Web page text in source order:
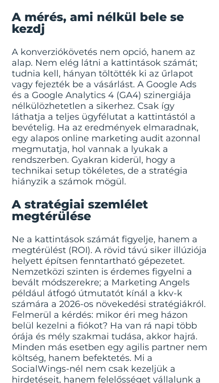
A mérés, ami nélkül bele se
kezdj
A konverziókövetés nem opció, hanem az
alap. Nem elég látni a kattintások számát;
tudnia kell, hányan töltötték ki az űrlapot
vagy fejezték be a vásárlást. A Google Ads
és a Google Analytics 4 (GA4) szinergiája
nélkülözhetetlen a sikerhez. Csak így
láthatja a teljes ügyfélutat a kattintástól a
bevételig. Ha az eredmények elmaradnak,
egy alapos online marketing audit azonnal
megmutatja, hol vannak a lyukak a
rendszerben. Gyakran kiderül, hogy a
technikai setup tökéletes, de a stratégia
hiányzik a számok mögül.
A stratégiai szemlélet
megtérülése
Ne a kattintások számát figyelje, hanem a
megtérülést (ROI). A rövid távú siker illúziója
helyett építsen fenntartható gépezetet.
Nemzetközi szinten is érdemes figyelni a
bevált módszerekre; a Marketing Angels
például átfogó útmutatót kínál a kkv-k
számára a 2026-os növekedési stratégiákról.
Felmerül a kérdés: mikor éri meg házon
belül kezelni a fiókot? Ha van rá napi több
órája és mély szakmai tudása, akkor hajrá.
Minden más esetben egy agilis partner nem
költség, hanem befektetés. Mi a
SocialWings-nél nem csak kezeljük a
hirdetéseit, hanem felelősséget vállalunk a